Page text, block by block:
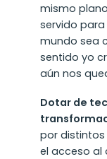
mismo
servido
mundo sea
sentido yo
aún nos
Dotar de
por distintos
el acceso al